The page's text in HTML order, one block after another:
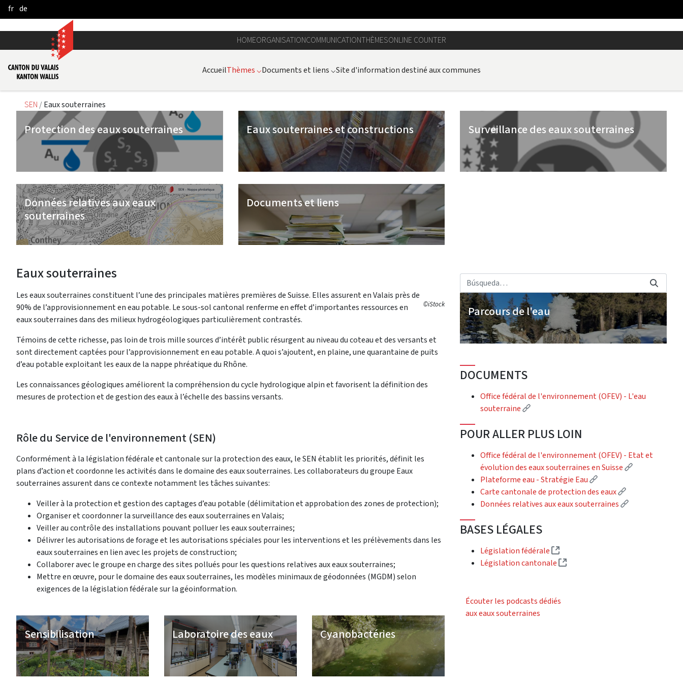
Saltar al contenido principal
fr de
HOMEORGANISATIONCOMMUNICATIONTHÈMESONLINE COUNTER
AccueilThèmes ⌵Documents et liens ⌵Site d'information destiné aux communes
SEN Eaux souterraines
Protection des eaux souterraines Eaux souterraines et constructions Surveillance des eaux souterraines
Données relatives aux eaux
souterraines
Documents et liens
Eaux souterraines
©iStock
Les eaux souterraines constituent l’une des principales matières premières de Suisse. Elles assurent en Valais près de
90% de l’approvisionnement en eau potable. Le sous-sol cantonal renferme en effet d’importantes ressources en
eaux souterraines dans des milieux hydrogéologiques particulièrement contrastés.
Témoins de cette richesse, pas loin de trois mille sources d’intérêt public résurgent au niveau du coteau et des versants et
sont directement captées pour l’approvisionnement en eau potable. A quoi s’ajoutent, en plaine, une quarantaine de puits
d’eau potable exploitant les eaux de la nappe phréatique du Rhône.
Les connaissances géologiques améliorent la compréhension du cycle hydrologique alpin et favorisent la définition des
mesures de protection et de gestion des eaux à l’échelle des bassins versants.
Rôle du Service de l'environnement (SEN)
Conformément à la législation fédérale et cantonale sur la protection des eaux, le SEN établit les priorités, définit les
plans d’action et coordonne les activités dans le domaine des eaux souterraines. Les collaborateurs du groupe Eaux
souterraines assurent dans ce contexte notamment les tâches suivantes:
Veiller à la protection et gestion des captages d’eau potable (délimitation et approbation des zones de protection);
Organiser et coordonner la surveillance des eaux souterraines en Valais;
Veiller au contrôle des installations pouvant polluer les eaux souterraines;
Délivrer les autorisations de forage et les autorisations spéciales pour les interventions et les prélèvements dans les
eaux souterraines en lien avec les projets de construction;
Collaborer avec le groupe en charge des sites pollués pour les questions relatives aux eaux souterraines;
Mettre en œuvre, pour le domaine des eaux souterraines, les modèles minimaux de géodonnées (MGDM) selon
exigences de la législation fédérale sur la géoinformation.
Sensibilisation Laboratoire des eaux Cyanobactéries
Parcours de l'eau
DOCUMENTS
Office fédéral de l'environnement (OFEV) - L'eau
souterraine
(External link)
POUR ALLER PLUS LOIN
Office fédéral de l'environnement (OFEV) - Etat et
évolution des eaux souterraines en Suisse
(External link)
Plateforme eau - Stratégie Eau
(External link)
Carte cantonale de protection des eaux
(External link)
Données relatives aux eaux souterraines
(External link)
BASES LÉGALES
Législation fédérale
(External link)
Législation cantonale
(External link)
Écouter les podcasts dédiés
aux eaux souterraines